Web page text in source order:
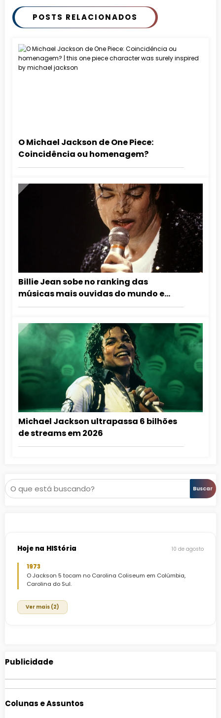
POSTS RELACIONADOS
O Michael Jackson de One Piece:
Coincidência ou homenagem?
Billie Jean sobe no ranking das
músicas mais ouvidas do mundo e
supera sucesso de Sabrina Carpenter
Michael Jackson ultrapassa 6 bilhões
de streams em 2026
Pesquisar Buscar
Hoje na HIStória 10 de agosto
1973
O Jackson 5 tocam no Carolina Coliseum em Colúmbia,
Carolina do Sul.
Ver mais (2)
Publicidade
Colunas e Assuntos